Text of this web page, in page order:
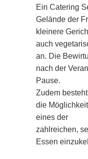
Ein Catering
Gelände der
kleinere
auch
an. Die
nach der
Pause.
Zudem
die
eines der
zahlreichen,
Essen